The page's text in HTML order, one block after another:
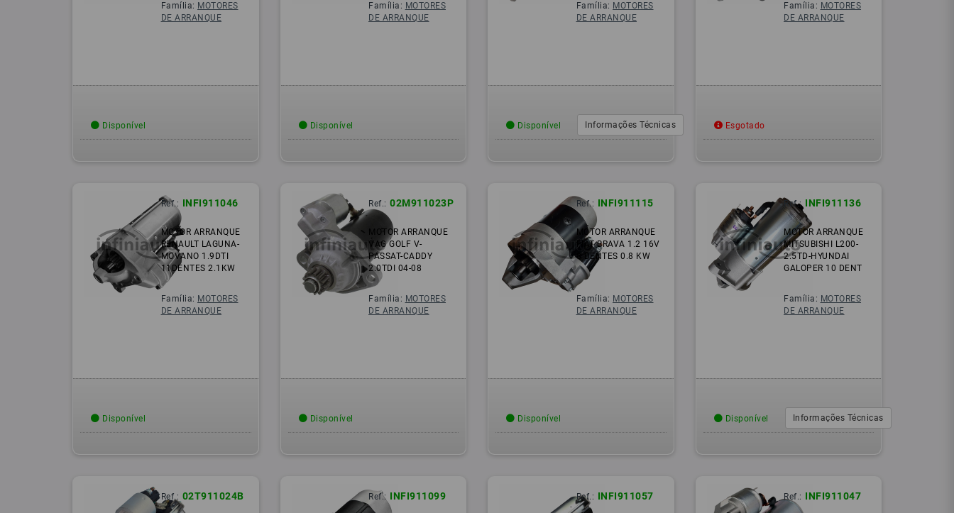
Família: MOTORES
DE ARRANQUE
Disponível
Família: MOTORES
DE ARRANQUE
Disponível
Família: MOTORES
DE ARRANQUE
Disponível Informações Técnicas
Família: MOTORES
DE ARRANQUE
Esgotado
Ref.: INFI911046
MOTOR ARRANQUE
RENAULT LAGUNA-
MOVANO 1.9DTI
11DENTES 2.1KW
Família: MOTORES
DE ARRANQUE
Disponível
Ref.: 02M911023P
MOTOR ARRANQUE
VAG GOLF V-
PASSAT-CADDY
2.0TDI 04-08
Família: MOTORES
DE ARRANQUE
Disponível
Ref.: INFI911115
MOTOR ARRANQUE
FIAT BRAVA 1.2 16V
8 DENTES 0.8 KW
Família: MOTORES
DE ARRANQUE
Disponível
Ref.: INFI911136
MOTOR ARRANQUE
MITSUBISHI L200-
2.5TD-HYUNDAI
GALOPER 10 DENT
Família: MOTORES
DE ARRANQUE
Disponível Informações Técnicas
Ref.: 02T911024B Ref.: INFI911099 Ref.: INFI911057 Ref.: INFI911047